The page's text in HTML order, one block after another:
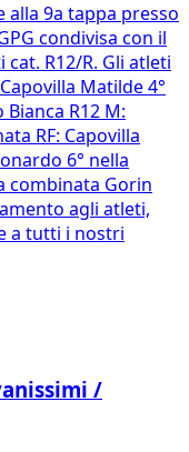
9a tappa presso
condivisa con il
R12/R. Gli atleti
Matilde 4°
R12 M:
RF: Capovilla
6° nella
combinata Gorin
agli atleti,
a tutti i nostri
/